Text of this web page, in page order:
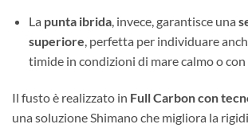
La punta ibrida, invece, garantisce una
superiore , perfetta per individuare
timide in condizioni di mare calmo o con
Il fusto è realizzato in Full Carbon con
una soluzione Shimano che migliora la